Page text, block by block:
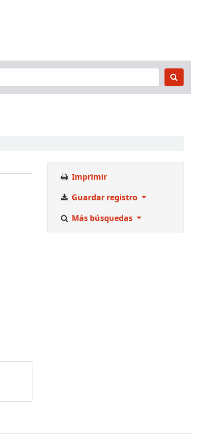
Imprimir
Guardar registro
Más búsquedas